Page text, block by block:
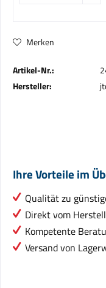
Merken
Artikel-Nr.:
Hersteller:
Ihre Vorteile im
Qualität zu
Direkt vom
Kompetente
Versand von